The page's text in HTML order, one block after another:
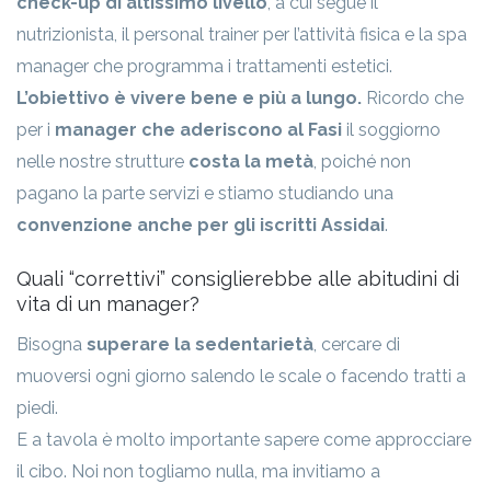
nutrizionista, il personal trainer per l’attività fisica e la spa
manager che programma i trattamenti estetici.
L’obiettivo è vivere bene e più a lungo. Ricordo che
per i manager che aderiscono al Fasi il soggiorno
nelle nostre strutture costa la metà , poiché non
pagano la parte servizi e stiamo studiando una
convenzione anche per gli iscritti Assidai.
Quali “correttivi” consiglierebbe alle abitudini di
vita di un manager?
Bisogna superare la sedentarietà, cercare di
muoversi ogni giorno salendo le scale o facendo tratti a
piedi.
E a tavola è molto importante sapere come approcciare
il cibo. Noi non togliamo nulla, ma invitiamo a